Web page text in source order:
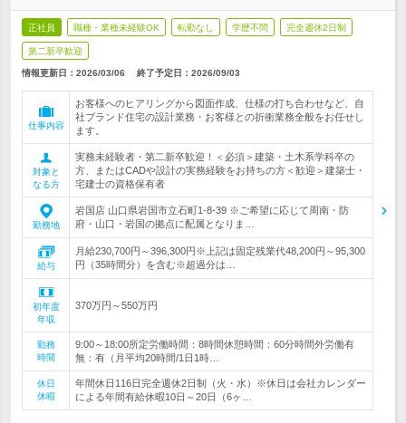
正社員 職種・業種未経験OK 転勤なし 学歴不問 完全週休2日制
第二新卒歓迎
情報更新日：2026/03/06 終了予定日： 2026/09/03
仕事内容
お客様へのヒアリングから図面作成、仕様の打ち合わせなど、自
社ブランド住宅の設計業務・お客様との折衝業務全般をお任せし
ます。
対象と
なる方
実務未経験者・第二新卒歓迎！＜必須＞建築・土木系学科卒の
方、またはCADや設計の実務経験をお持ちの方＜歓迎＞建築士・
宅建士の資格保有者
勤務地
岩国店 山口県岩国市立石町1-8-39 ※ご希望に応じて周南・防
府・山口・岩国の拠点に配属となりま…
給与
月給230,700円～396,300円※上記は固定残業代48,200円～95,300
円（35時間分）を含む※超過分は…
初年度
年収
370万円～550万円
勤務
時間
9:00～18:00所定労働時間：8時間休憩時間：60分時間外労働有
無：有（月平均20時間/1日1時…
休日
休暇
年間休日116日完全週休2日制（火・水）※休日は会社カレンダー
による年間有給休暇10日～20日（6ヶ…